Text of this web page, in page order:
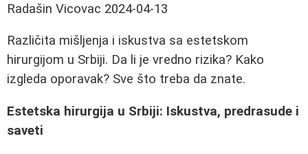
Radašin Vicovac 2024-04-13
Različita mišljenja i iskustva sa estetskom
hirurgijom u Srbiji. Da li je vredno rizika? Kako
izgleda oporavak? Sve što treba da znate.
Estetska hirurgija u Srbiji: Iskustva, predrasude i
saveti